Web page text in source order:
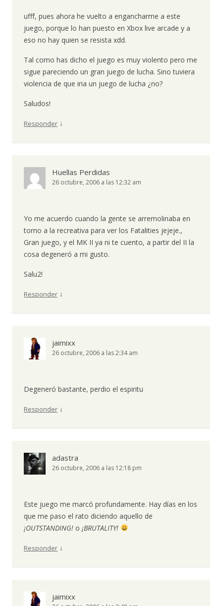
ufff, pues ahora he vuelto a engancharme a este
juego, porque lo han puesto en Xbox live arcade y a
eso no hay quien se resista xdd.
Tal como has dicho el juego es muy violento pero me
sigue pareciendo un gran juego de lucha. Sino tuviera
violencia de que iria un juego de lucha ¿no?
Saludos!
Responder ↓
Huellas Perdidas
26 octubre, 2006 a las 12:32 am
Yo me acuerdo cuando la gente se arremolinaba en
torno a la recreativa para ver los Fatalities jejeje.,
Gran juego, y el MK II ya ni te cuento, a partir del II la
cosa degeneró a mi gusto.
Salu2!
Responder ↓
jaimixx
26 octubre, 2006 a las 2:34 am
Degeneró bastante, perdio el espiritu
Responder ↓
adastra
26 octubre, 2006 a las 12:18 pm
Este juego me marcó profundamente. Hay días en los
que me paso el rato diciendo aquello de
¡OUTSTANDING! o ¡BRUTALITY!
Responder ↓
jaimixx